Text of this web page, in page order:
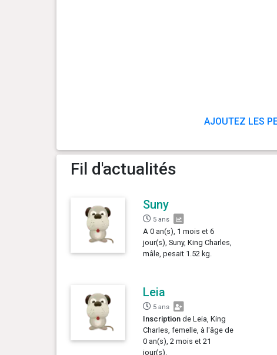
AJOUTEZ LES
Fil d'actualités
Suny
5 ans
A 0 an(s), 1 mois et 6
jour(s), Suny, King Charles,
mâle, pesait 1.52 kg.
Leia
5 ans
Inscription de Leia, King
Charles, femelle, à l'âge de
0 an(s), 2 mois et 21
jour(s).